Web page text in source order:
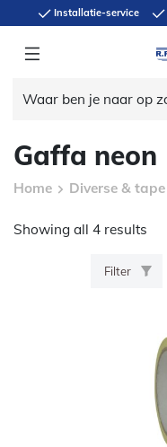
Installatie-service
Gaffa neon
Home Diverse & tape
Showing all 4 results
Filter